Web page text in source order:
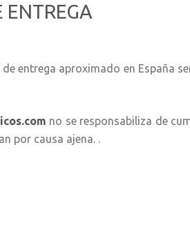
ENTREGA
aproximado en España será
no se responsabiliza de
por causa ajena. .